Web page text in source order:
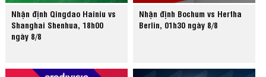
Nhận định Qingdao Hainiu vs
Shanghai Shenhua, 18h00
ngày 8/8
Nhận định Bochum vs Hertha
Berlin, 01h30 ngày 8/8